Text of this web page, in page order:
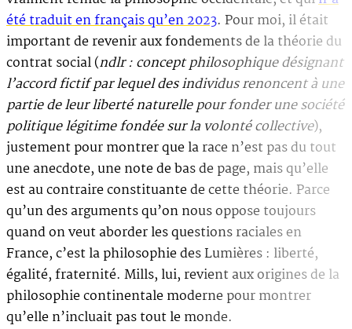
été traduit en français qu’en 2023. Pour moi, il était
important de revenir aux fondements de la théorie du
contrat social (ndlr : concept philosophique désignant
l’accord fictif par lequel des individus renoncent à une
partie de leur liberté naturelle pour fonder une société
politique légitime fondée sur la volonté collective),
justement pour montrer que la race n’est pas du tout
une anecdote, une note de bas de page, mais qu’elle
est au contraire constituante de cette théorie. Parce
qu’un des arguments qu’on nous oppose toujours
quand on veut aborder les questions raciales en
France, c’est la philosophie des Lumières : liberté,
égalité, fraternité. Mills, lui, revient aux origines de la
philosophie continentale moderne pour montrer
qu’elle n’incluait pas tout le monde.